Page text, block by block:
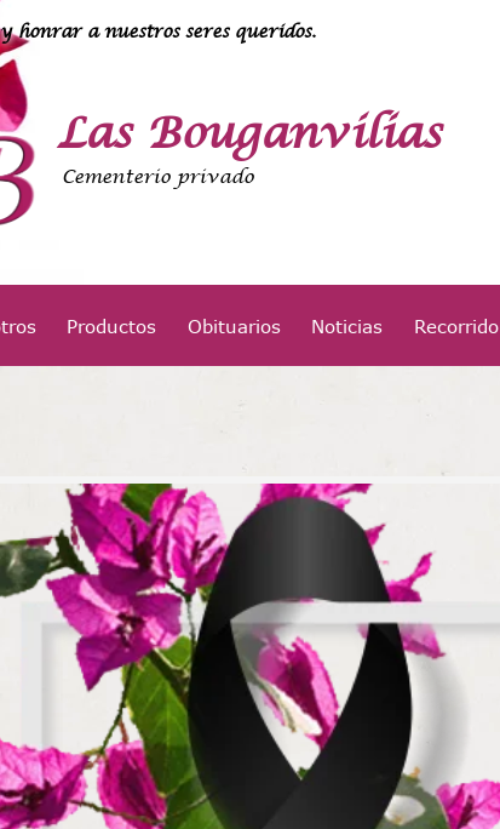
honrar a nuestros seres queridos.
Las Bouganvilias
Cementerio privado
Productos Obituarios Noticias Recorrido